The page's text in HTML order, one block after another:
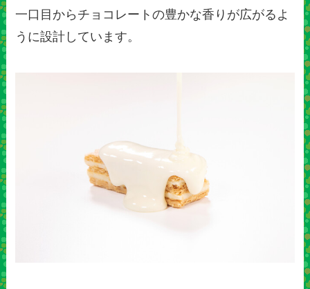
一口目からチョコレートの豊かな香りが広がるよ
うに設計しています。